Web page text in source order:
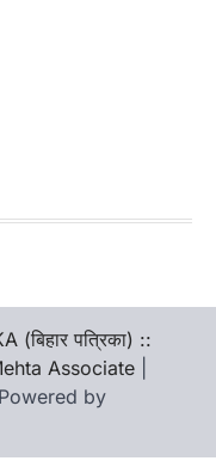
(बिहार पत्रिका) ::
Associate
by